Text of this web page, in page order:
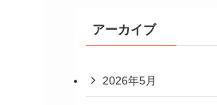
アーカイブ
2026年5月